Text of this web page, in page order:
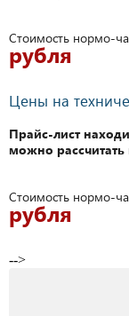
Стоимость нормо-
рубля
Цены на
Прайс-лист
можно
Стоимость нормо-
рубля
-->